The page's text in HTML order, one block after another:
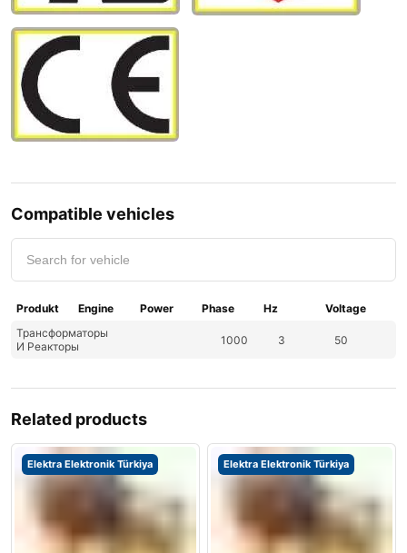
Compatible vehicles
Produkt Engine Power Phase Hz
Voltage
Трансформаторы
И Реакторы
1000 3 50
Related products
Elektra Elektronik Türkiya Elektra Elektronik Türkiya